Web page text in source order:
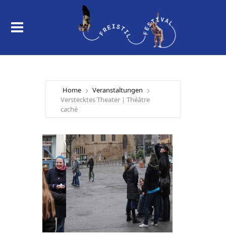
Home
Veranstaltungen
Verstecktes Theater | Théâtre
caché